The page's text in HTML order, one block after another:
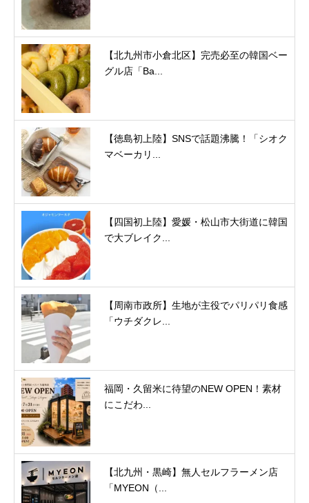
【北九州市小倉北区】完売必至の韓国ベー
グル店「Ba...
【徳島初上陸】SNSで話題沸騰！「シオク
マベーカリ...
【四国初上陸】愛媛・松山市大街道に韓国
で大ブレイク...
【周南市政所】生地が主役でパリパリ食感
「ウチダクレ...
福岡・久留米に待望のNEW OPEN！素材
にこだわ...
【北九州・黒崎】無人セルフラーメン店
「MYEON（...